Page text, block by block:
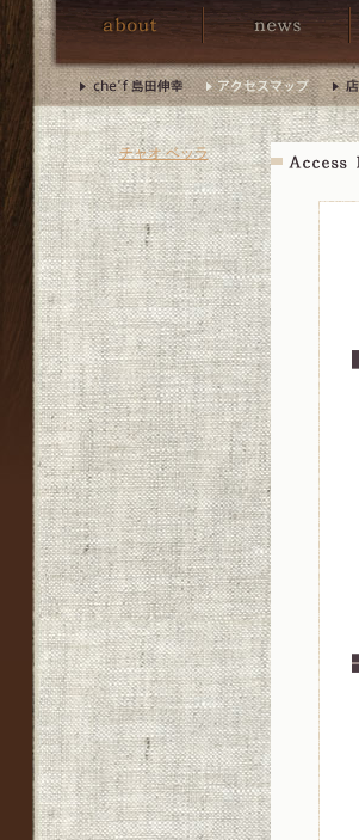
チャオ ベッラ